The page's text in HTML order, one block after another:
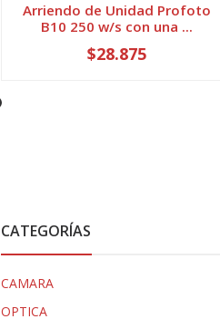
Arriendo de Unidad Profoto
B10 250 w/s con una ...
$28.875
CATEGORÍAS
CAMARA
OPTICA